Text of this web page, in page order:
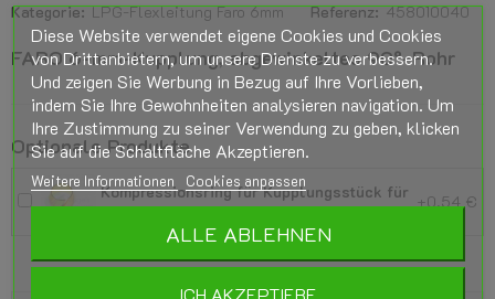
Kategorie: LPG-Flexleitung Faro 6mm Referenz: 458010040
FARO 6-mm-Kupplung, abgewinkeltes 90°-Rohr
Optionale Produkte
Kompressionsring für Kupplungsstück für
LPG-Flexrohr FARO 6mm
+0,54 €
Diese Website verwendet eigene Cookies und Cookies
von Drittanbietern, um unsere Dienste zu verbessern.
Und zeigen Sie Werbung in Bezug auf Ihre Vorlieben,
indem Sie Ihre Gewohnheiten analysieren navigation. Um
Ihre Zustimmung zu seiner Verwendung zu geben, klicken
Sie auf die Schaltfläche Akzeptieren.
Weitere Informationen Cookies anpassen
ALLE ABLEHNEN
ICH AKZEPTIERE